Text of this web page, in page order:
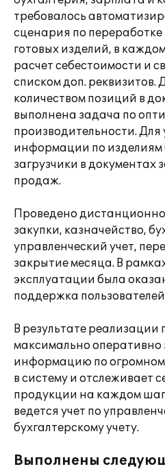
требовалось
сценария по переработке
готовых изделий, в
расчет себестоимости и
списком доп.
количеством позиций в
выполнена задача по
производительности. Для
информации по изделиям
загрузчики в документах
продаж.
Проведено
закупки, казначейство,
управленческий учет,
закрытие месяца. В
эксплуатации была
поддержка
В результате реализации
максимально оперативно
информацию по
в систему и отслеживает
продукции на каждом
ведется учет по
бухгалтерскому учету.
Выполнены